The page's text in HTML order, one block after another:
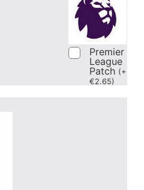
Premier
League
Patch (+
€2.65)